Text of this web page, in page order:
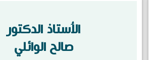
الاُستاذ الدكتور
صالح الوائلي